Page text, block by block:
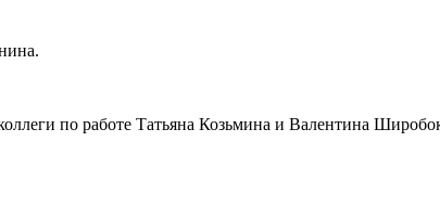
по работе Татьяна Козьмина и Валентина